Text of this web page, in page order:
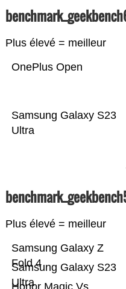
Plus élevé = meilleur
Samsung Galaxy S23
Ultra
OnePlus Open
Plus élevé = meilleur
Samsung Galaxy S23
Ultra
Samsung Galaxy Z
Fold 4